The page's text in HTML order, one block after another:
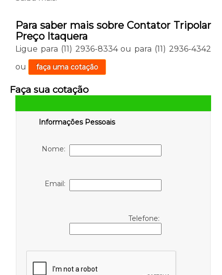
Para saber mais sobre Contator Tripolar
Preço Itaquera
Ligue para (11) 2936-8334ou para (11) 2936-4342
ou
faça uma cotação
Faça sua cotação
Informações Pessoais
Nome:
Email:
Telefone: